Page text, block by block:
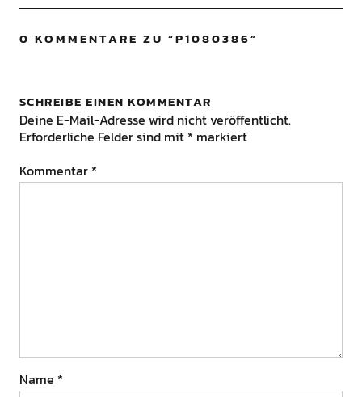
0 KOMMENTARE ZU “P1080386”
SCHREIBE EINEN KOMMENTAR
Deine E-Mail-Adresse wird nicht veröffentlicht.
Erforderliche Felder sind mit * markiert
Kommentar *
Name *